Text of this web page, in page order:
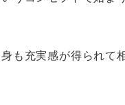
も充実感が得られて